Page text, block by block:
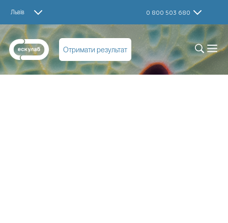
Львів 0 800 503 680
Отримати результат